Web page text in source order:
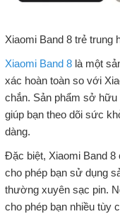
Xiaomi Band 8 trẻ trung
Xiaomi Band 8là một
xác hoàn toàn so với
chắn. Sản phẩm sở hữu
giúp bạn theo dõi sức
dàng.
Đặc biệt, Xiaomi Band 8
cho phép bạn sử dụng
thường xuyên sạc pin.
cho phép bạn nhiều tùy